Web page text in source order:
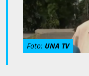
Foto: UNA TV